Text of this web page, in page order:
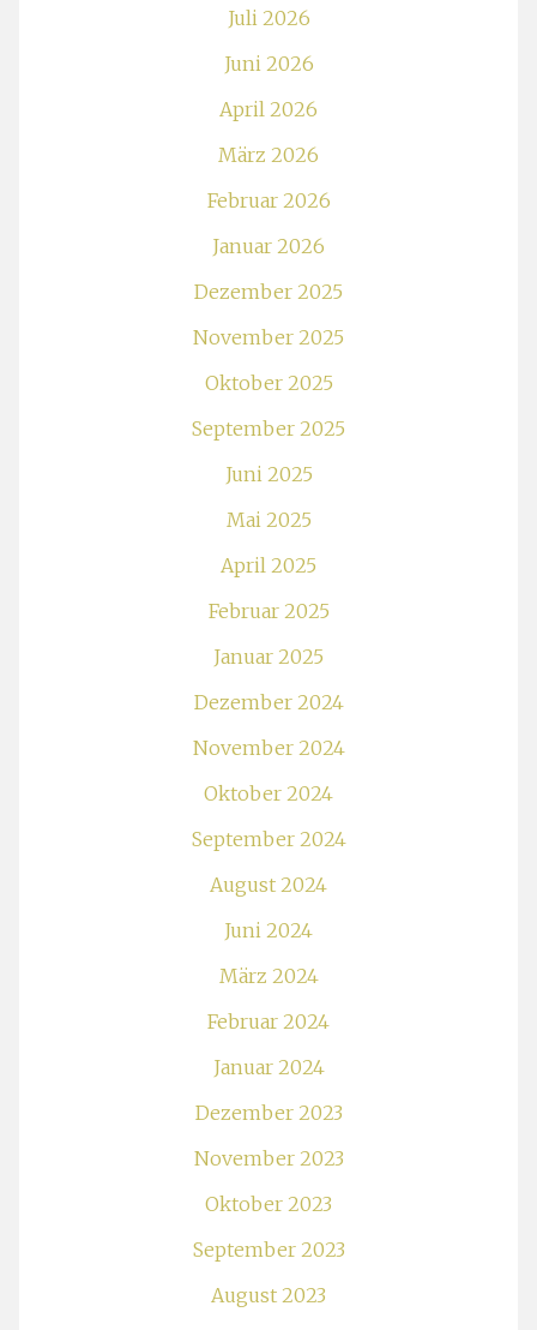
Juli 2026
Juni 2026
April 2026
März 2026
Februar 2026
Januar 2026
Dezember 2025
November 2025
Oktober 2025
September 2025
Juni 2025
Mai 2025
April 2025
Februar 2025
Januar 2025
Dezember 2024
November 2024
Oktober 2024
September 2024
August 2024
Juni 2024
März 2024
Februar 2024
Januar 2024
Dezember 2023
November 2023
Oktober 2023
September 2023
August 2023